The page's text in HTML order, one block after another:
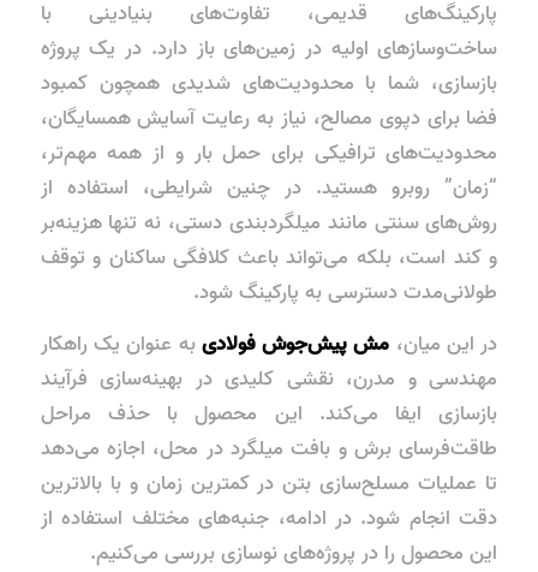
پارکینگ‌های قدیمی، تفاوت‌های بنیادینی با
ساخت‌وسازهای اولیه در زمین‌های باز دارد. در یک پروژه
بازسازی، شما با محدودیت‌های شدیدی همچون کمبود
فضا برای دپوی مصالح، نیاز به رعایت آسایش همسایگان،
محدودیت‌های ترافیکی برای حمل بار و از همه مهم‌تر،
“زمان” روبرو هستید. در چنین شرایطی، استفاده از
روش‌های سنتی مانند میلگردبندی دستی، نه تنها هزینه‌بر
و کند است، بلکه می‌تواند باعث کلافگی ساکنان و توقف
طولانی‌مدت دسترسی به پارکینگ شود.
در این میان، مش پیش‌جوش فولادی به عنوان یک راهکار
مهندسی و مدرن، نقشی کلیدی در بهینه‌سازی فرآیند
بازسازی ایفا می‌کند. این محصول با حذف مراحل
طاقت‌فرسای برش و بافت میلگرد در محل، اجازه می‌دهد
تا عملیات مسلح‌سازی بتن در کمترین زمان و با بالاترین
دقت انجام شود. در ادامه، جنبه‌های مختلف استفاده از
این محصول را در پروژه‌های نوسازی بررسی می‌کنیم.